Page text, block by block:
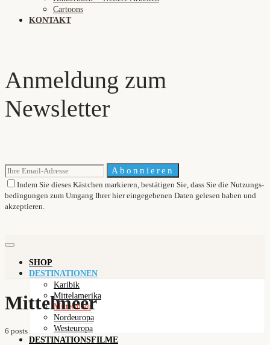
Cartoons
KONTAKT
Anmeldung zum
Newsletter
Abonnieren
Indem Sie dieses Kästchen markieren, bestätigen Sie, dass Sie die Nutzungs-
bedingungen zum Umgang Ihrer hier eingegebenen Daten gelesen haben und
akzeptieren.
SHOP
DESTINATIONEN
Karibik
Mittelamerika
Mittelmeer
Nordeuropa
Westeuropa
DESTINATIONSFILME
Mittelmeer
6 posts